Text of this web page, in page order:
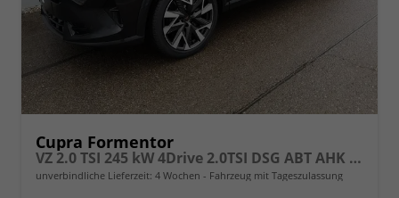
Cupra Formentor
VZ 2.0 TSI 245 kW 4Drive 2.0TSI DSG ABT AHK Sound
unverbindliche Lieferzeit: 4 Wochen Fahrzeug mit Tageszulassung